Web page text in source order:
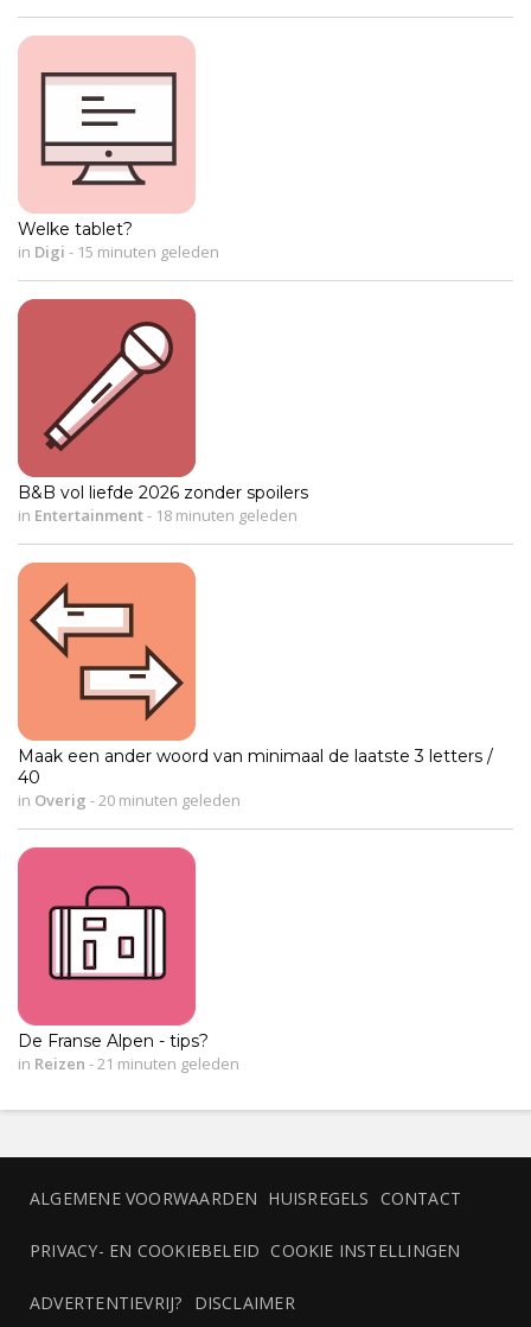
Welke tablet?
in Digi - 15 minuten geleden
B&B vol liefde 2026 zonder spoilers
in Entertainment- 18 minuten geleden
Maak een ander woord van minimaal de laatste 3 letters /
40
in Overig -20 minuten geleden
De Franse Alpen - tips?
in Reizen -21 minuten geleden
ALGEMENE VOORWAARDEN HUISREGELS CONTACT
PRIVACY- EN COOKIEBELEID COOKIE INSTELLINGEN
ADVERTENTIEVRIJ? DISCLAIMER